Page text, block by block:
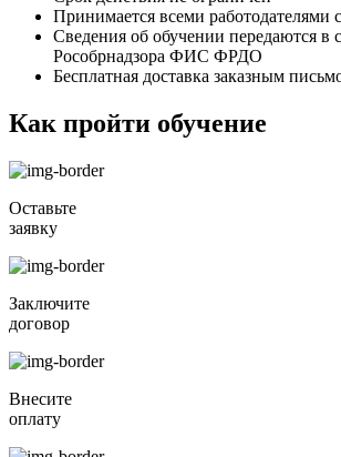
Принимается всеми работодателями
Сведения об обучении передаются в
Рособрнадзора ФИС ФРДО
Бесплатная доставка заказным
Как пройти обучение
Оставьте
заявку
Заключите
договор
Внесите
оплату